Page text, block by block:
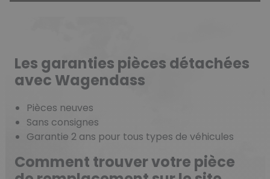
Les garanties pièces détachées
avec Wagendass
Pièces neuves
Sans consignes
Garantie 2 ans pour tous types de véhicules
Comment trouver votre pièce